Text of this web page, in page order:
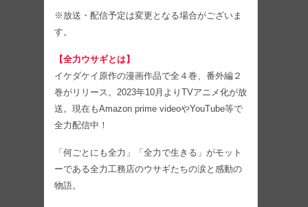
※放送・配信予定は変更となる場合がございま
す。
【全力ウサギとは】
イケダケイ原作の漫画作品で全４巻、番外編２
巻がリリース。2023年10月よりTVアニメ化が放
送。現在もAmazon prime videoやYouTube等で
全力配信中！
「何ごとにも全力」「全力で生きる」がモット
ーである全力工務店のウサギたちの涙と感動の
物語。